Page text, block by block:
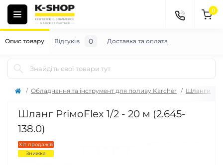
0
Обладнання та інструмент для поливу Karcher Шланги
Шланг PriмoFlex 1/2 - 20 м (2.645-
138.0)
Хіт продажів
Знижка
Опис товару Відгуків 0 Доставка та оплата